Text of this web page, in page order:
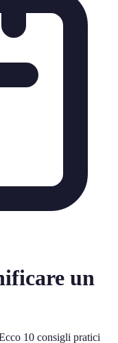
un
10 consigli pratici